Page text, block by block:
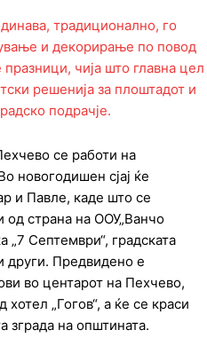
се работи на
новогодишен сјај ќе
и Павле, каде што се
од страна на ООУ„Ванчо
„7 Септември“, градската
други. Предвидено е
во центарот на Пехчево,
„Гогов“, а ќе се краси
зграда на општината.